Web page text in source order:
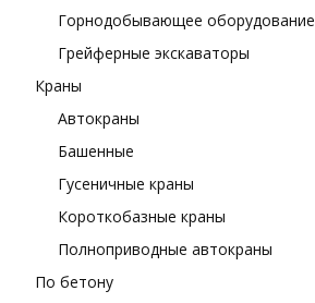
Горнодобывающее оборудование
Грейферные экскаваторы
Краны
Автокраны
Башенные
Гусеничные краны
Короткобазные краны
Полноприводные автокраны
По бетону